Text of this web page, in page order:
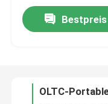
Kontakt mit uns
Bestpreis